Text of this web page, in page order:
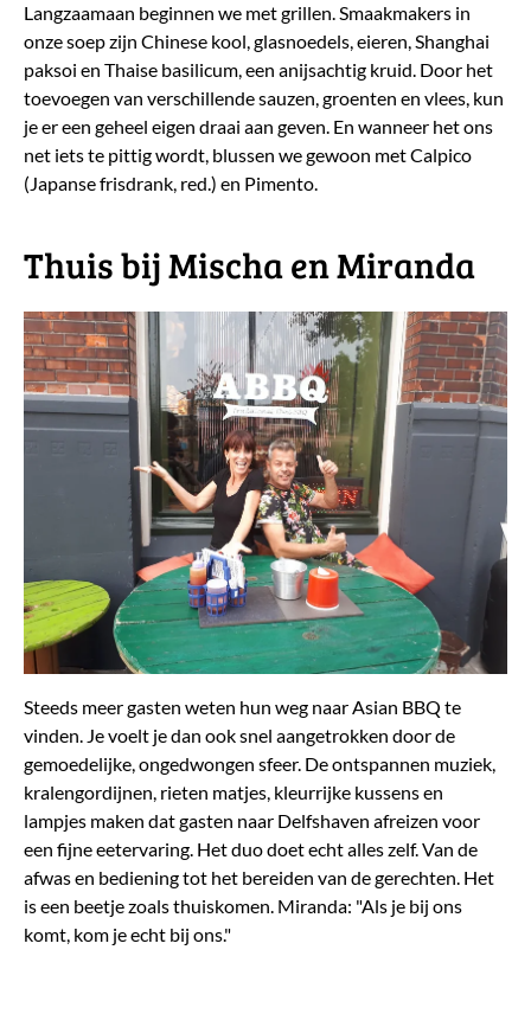
Langzaamaan beginnen we met grillen. Smaakmakers in
onze soep zijn Chinese kool, glasnoedels, eieren, Shanghai
paksoi en Thaise basilicum, een anijsachtig kruid. Door het
toevoegen van verschillende sauzen, groenten en vlees, kun
je er een geheel eigen draai aan geven. En wanneer het ons
net iets te pittig wordt, blussen we gewoon met Calpico
(Japanse frisdrank, red.) en Pimento.
Thuis bij Mischa en Miranda
Steeds meer gasten weten hun weg naar Asian BBQ te
vinden. Je voelt je dan ook snel aangetrokken door de
gemoedelijke, ongedwongen sfeer. De ontspannen muziek,
kralengordijnen, rieten matjes, kleurrijke kussens en
lampjes maken dat gasten naar Delfshaven afreizen voor
een fijne eetervaring. Het duo doet echt alles zelf. Van de
afwas en bediening tot het bereiden van de gerechten. Het
is een beetje zoals thuiskomen. Miranda: "Als je bij ons
komt, kom je echt bij ons."